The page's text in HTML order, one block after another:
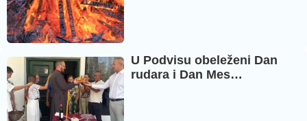
U Podvisu obeleženi Dan
rudara i Dan Mes…